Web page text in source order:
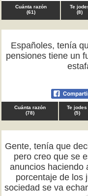
Cuánta razón
(61)
Te
(8)
Españoles, tenía
pensiones tiene un
Cuánta razón
(78)
Te jodes
(5)
Gente, tenía que
pero creo que se
anuncios haciendo
porcentaje de los
sociedad se va